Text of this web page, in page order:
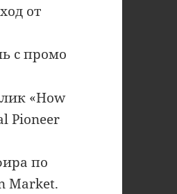
от
с промо
«How
Pioneer
по
Market.